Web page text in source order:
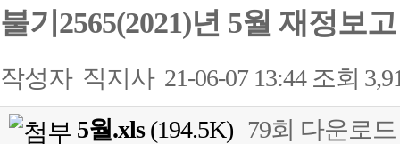
불기2565(2021)년 5월 재정보고
작성자 직지사 21-06-07 13:44조회
5월.xls(194.5K) 79회 다운로드